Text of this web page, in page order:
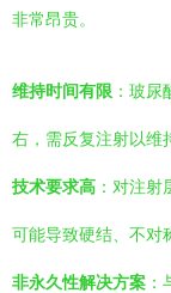
非常昂贵。
维持时间有限 ：玻
右，需反复注射以维
技术要求高 ：对注
可能导致硬结、不对
非永久性解决方案